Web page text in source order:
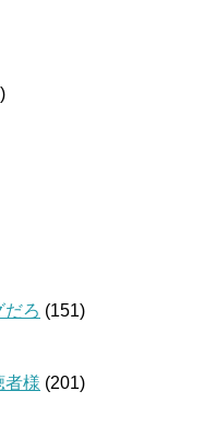
だろ (151)
者様 (201)